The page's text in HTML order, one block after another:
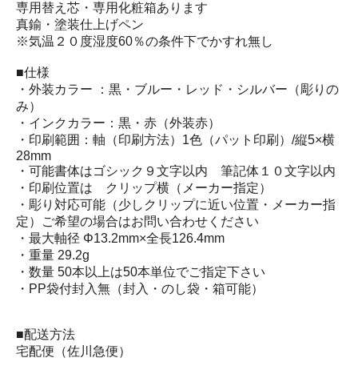
専用替え芯・専用化粧箱あります
真鍮・塗装仕上げペン
※気温２０度湿度60％の条件下でかすれ無し
■仕様
・外装カラー ：黒・ブルー・レッド・シルバー（彫りの
み）
・インクカラー：黒・赤（外装赤）
・印刷範囲：軸（印刷方法）1色（パット印刷）/縦5×横
28mm
・可能書体はゴシック９文字以内 筆記体１０文字以内
・印刷位置は クリップ横（メーカー指定）
・彫り対応可能（少しクリップに近い位置・メーカー指
定）ご希望の場合はお問い合わせください
・最大軸径 Φ13.2mm×全長126.4mm
・重量 29.2g
・数量 50本以上は50本単位でご指定下さい
・PP袋付封入無（封入・のし袋・箱可能）
■配送方法
宅配便（佐川急便）